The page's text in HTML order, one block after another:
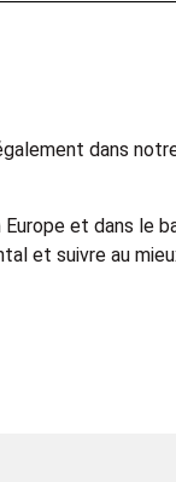
dans
et dans le
et suivre au